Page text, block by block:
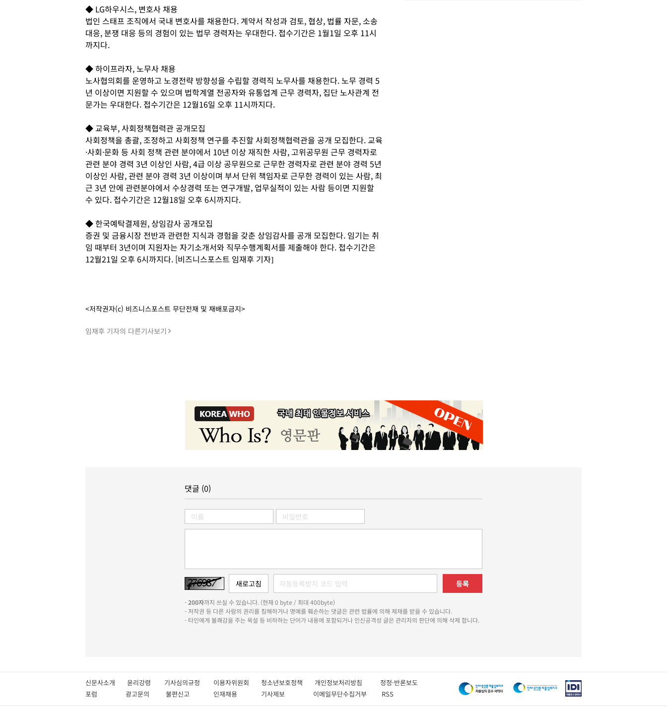
◆ LG하우시스, 변호사 채용
법인 스태프 조직에서 국내 변호사를 채용한다. 계약서 작성과 검토, 협상, 법률 자문, 소송
대응, 분쟁 대응 등의 경험이 있는 법무 경력자는 우대한다. 접수기간은 1월1일 오후 11시
까지다.
◆ 하이프라자, 노무사 채용
노사협의회를 운영하고 노경전략 방향성을 수립할 경력직 노무사를 채용한다. 노무 경력 5
년 이상이면 지원할 수 있으며 법학계열 전공자와 유통업계 근무 경력자, 집단 노사관계 전
문가는 우대한다. 접수기간은 12월16일 오후 11시까지다.
◆ 교육부, 사회정책협력관 공개모집
사회정책을 총괄, 조정하고 사회정책 연구를 추진할 사회정책협력관을 공개 모집한다. 교육
·사회·문화 등 사회 정책 관련 분야에서 10년 이상 재직한 사람, 고위공무원 근무 경력자로
관련 분야 경력 3년 이상인 사람, 4급 이상 공무원으로 근무한 경력자로 관련 분야 경력 5년
이상인 사람, 관련 분야 경력 3년 이상이며 부서 단위 책임자로 근무한 경력이 있는 사람, 최
근 3년 안에 관련분야에서 수상경력 또는 연구개발, 업무실적이 있는 사람 등이면 지원할
수 있다. 접수기간은 12월18일 오후 6시까지다.
◆ 한국예탁결제원, 상임감사 공개모집
증권 및 금융시장 전반과 관련한 지식과 경험을 갖춘 상임감사를 공개 모집한다. 임기는 취
임 때부터 3년이며 지원자는 자기소개서와 직무수행계획서를 제출해야 한다. 접수기간은
12월21일 오후 6시까지다. [비즈니스포스트 임재후 기자]
<저작권자(c) 비즈니스포스트 무단전재 및 재배포금지>
임재후 기자의 다른기사보기
댓글 (0)
등록
-200자까지 쓰실 수 있습니다. (현재 0 byte / 최대 400byte)
- 저작권 등 다른 사람의 권리를 침해하거나 명예를 훼손하는 댓글은 관련 법률에 의해 제재를 받을 수 있습니다.
- 타인에게 불쾌감을 주는 욕설 등 비하하는 단어가 내용에 포함되거나 인신공격성 글은 관리자의 판단에 의해 삭제 합니다.
신문사소개 윤리강령 기사심의규정 이용자위원회 청소년보호정책 개인정보처리방침 정정·반론보도
포럼
광고문의 불편신고 인재채용 기사제보 이메일무단수집거부 RSS